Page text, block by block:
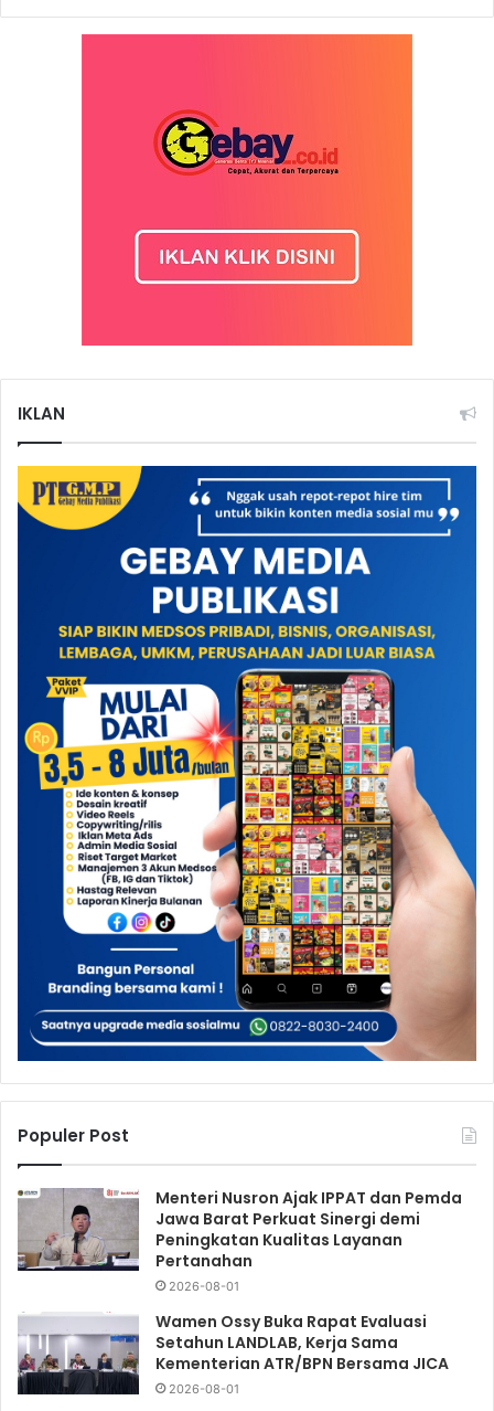
IKLAN
Populer Post
Menteri Nusron Ajak IPPAT dan Pemda
Jawa Barat Perkuat Sinergi demi
Peningkatan Kualitas Layanan
Pertanahan
2026-08-01
Wamen Ossy Buka Rapat Evaluasi
Setahun LANDLAB, Kerja Sama
Kementerian ATR/BPN Bersama JICA
2026-08-01